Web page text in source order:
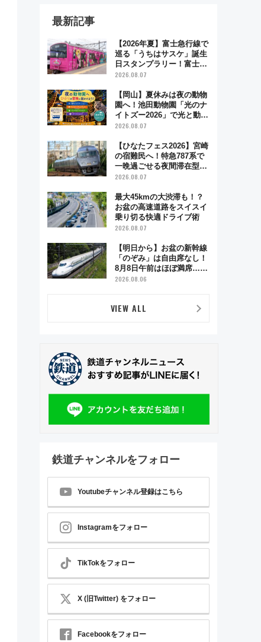
最新記事
【2026年夏】富士急行線で
巡る「うちはサスケ」誕生
日スタンプラリー！富士急
ハイランド限定グルメ＆グ
2026.08.07
【岡山】夏休みは夜の動物
園へ！池田動物園「光のナ
イトズー2026」で光と動物
が彩る特別な夜
2026.08.07
【ひなたフェス2026】宮崎
の宿難民へ！特急787系で
一晩過ごせる夜間滞在型イ
ベント「スワローおひさ
2026.08.07
最大45kmの大渋滞も！？
お盆の高速道路をスイスイ
乗り切る快適ドライブ術
2026.08.07
【明日から】お盆の新幹線
「のぞみ」は自由席なし！
8月8日午前はほぼ満席…で
も数時間ズラせば空きが見
2026.08.06
VIEW ALL
鉄道チャンネルをフォロー
Youtubeチャンネル登録はこちら
Instagramをフォロー
TikTokをフォロー
X (旧Twitter) をフォロー
Facebookをフォロー